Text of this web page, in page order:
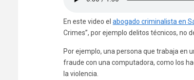
En este video elabogado criminalista en
Crimes”, por ejemplo delitos técnicos, no
Por ejemplo, una persona que trabaja en
fraude con una computadora, como los
la violencia.